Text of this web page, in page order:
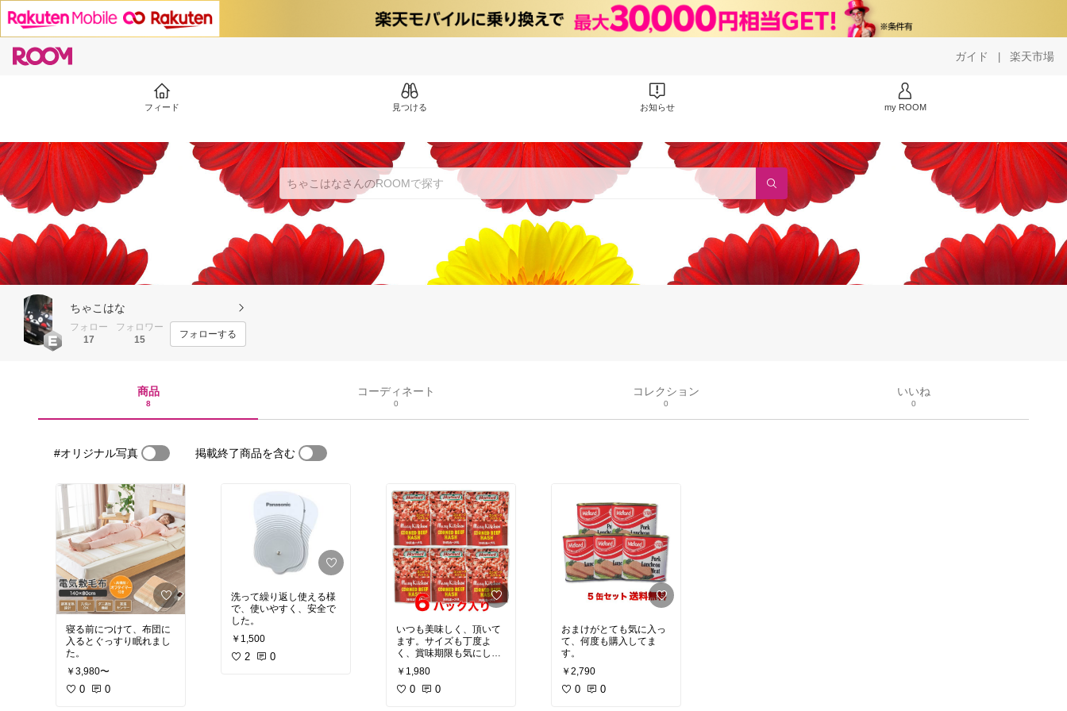
ガイド | 楽天市場
フィード 見つける お知らせ my ROOM
ちゃこはな
フォロー
17
フォロワー
15
フォローする
商品
8
コーディネート
0
コレクション
0
いいね
0
#オリジナル写真 掲載終了商品を含む
寝る前につけて、布団に
入るとぐっすり眠れまし
た。
￥3,980〜
0 0
洗って繰り返し使える様
で、使いやすく、安全で
した。
￥1,500
2 0
いつも美味しく、頂いて
ます。サイズも丁度よ
く、賞味期限も気にしな
くていいので、助かって
ます。
￥1,980
0 0
おまけがとても気に入っ
て、何度も購入してま
す。
￥2,790
0 0